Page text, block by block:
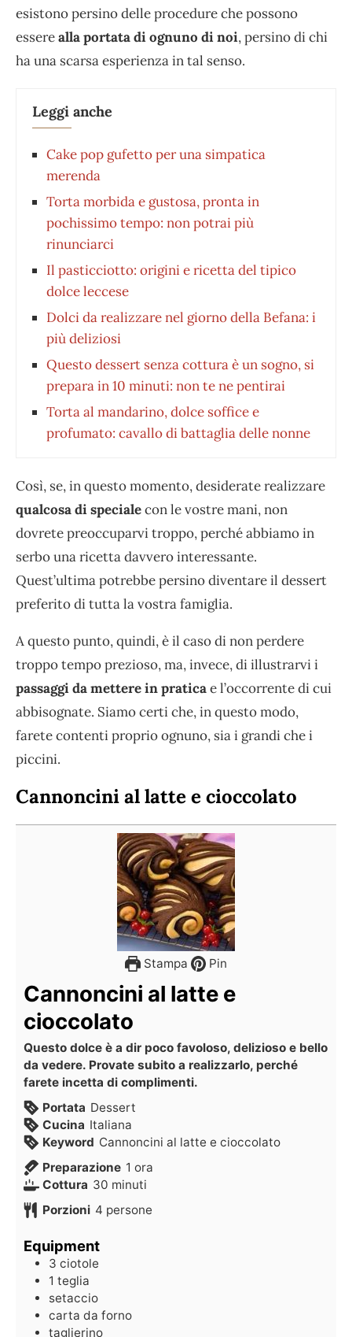
esistono persino delle procedure che possono
esserealla portata di ognuno di noi, persino di chi
ha una scarsa esperienza in tal senso.
Leggi anche
Cake pop gufetto per una simpatica
merenda
Torta morbida e gustosa, pronta in
pochissimo tempo: non potrai più
rinunciarci
Il pasticciotto: origini e ricetta del tipico
dolce leccese
Dolci da realizzare nel giorno della Befana: i
più deliziosi
Questo dessert senza cottura è un sogno, si
prepara in 10 minuti: non te ne pentirai
Torta al mandarino, dolce soffice e
profumato: cavallo di battaglia delle nonne
Così, se, in questo momento, desiderate realizzare
qualcosa di specialecon le vostre mani, non
dovrete preoccuparvi troppo, perché abbiamo in
serbo una ricetta davvero interessante.
Quest’ultima potrebbe persino diventare il dessert
preferito di tutta la vostra famiglia.
A questo punto, quindi, è il caso di non perdere
troppo tempo prezioso, ma, invece, di illustrarvi i
passaggi da mettere in praticae l’occorrente di cui
abbisognate. Siamo certi che, in questo modo,
farete contenti proprio ognuno, sia i grandi che i
piccini.
Cannoncini al latte e cioccolato
Stampa Pin
Cannoncini al latte e
cioccolato
Questo dolce è a dir poco favoloso, delizioso e bello
da vedere. Provate subito a realizzarlo, perché
farete incetta di complimenti.
Portata Dessert
Cucina Italiana
Keyword Cannoncini al latte e cioccolato
Preparazione 1 ora
Cottura 30 minuti
Porzioni 4 persone
Equipment
3 ciotole
1 teglia
setaccio
carta da forno
taglierino